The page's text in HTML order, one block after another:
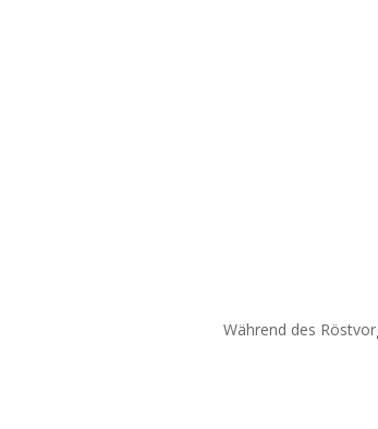
Während des